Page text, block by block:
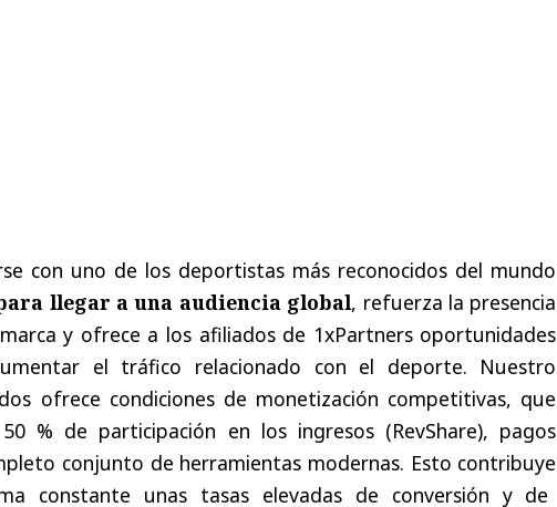
con uno de los deportistas más reconocidos del mundo
llegar auna audiencia global, refuerza la presencia
marca y ofrece a los afiliados de 1xPartners oportunidades
el tráfico relacionado con el deporte. Nuestro
ofrece condiciones de monetización competitivas, que
50 % de participación en los ingresos(RevShare), pagos
conjunto de herramientas modernas. Esto contribuye
constante unas tasas elevadas de conversión y de